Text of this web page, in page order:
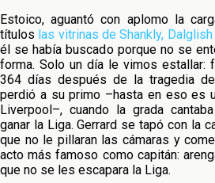
Estoico, aguantó con aplomo la
títulos las vitrinas de Shankly,
él se había buscado porque no se
forma. Solo un día le vimos estallar:
364 días después de la tragedia
perdió a su primo –hasta en eso es
Liverpool–, cuando la grada
ganar la Liga. Gerrard se tapó con la
que no le pillaran las cámaras y
acto más famoso como capitán:
que no se les escapara la Liga.